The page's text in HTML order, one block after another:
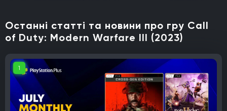
Останні статті та новини про гру Call
of Duty: Modern Warfare III (2023)
1